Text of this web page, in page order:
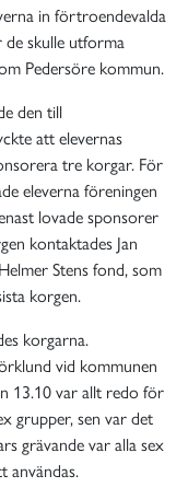
in förtroendevalda
skulle utforma
Pedersöre kommun.
den till
att elevernas
tre korgar. För
eleverna föreningen
lovade sponsorer
kontaktades Jan
Stens fond, som
korgen.
korgarna.
vid kommunen
13.10 var allt redo för
grupper, sen var det
grävande var alla sex
användas.